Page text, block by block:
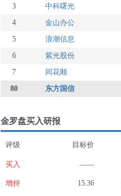
3
中科曙光
4
金山办公
5
浪潮信息
6
紫光股份
7
同花顺
80
东方国信
金罗盘买入研报
评级 目标价
买入 ——
增持 15.36